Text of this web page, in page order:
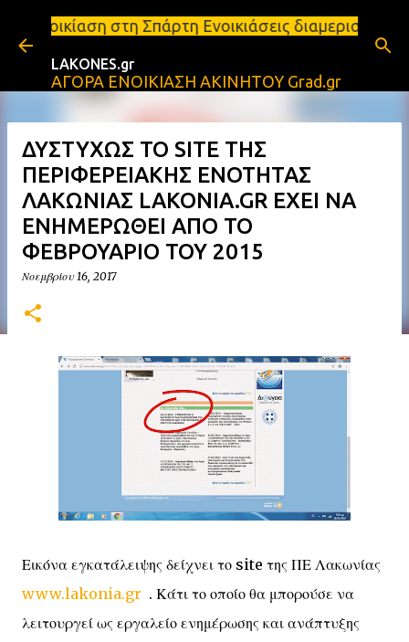
Μετάβαση στο κύριο περιεχόμενο
Σπάρτη Ενοικιάσεις διαμερισμάτων Σπάρτη
LAKONES.gr
ΑΓΟΡΑ ΕΝΟΙΚΙΑΣΗ ΑΚΙΝΗΤΟΥ Grad.gr
ΔΥΣΤΥΧΩΣ ΤΟ SITE ΤΗΣ
ΠΕΡΙΦΕΡΕΙΑΚΗΣ ΕΝΟΤΗΤΑΣ
ΛΑΚΩΝΙΑΣ LAKONIA.GR ΕΧΕΙ ΝΑ
ΕΝΗΜΕΡΩΘΕΙ ΑΠΟ ΤΟ
ΦΕΒΡΟΥΑΡΙΟ ΤΟΥ 2015
Νοεμβρίου 16, 2017
Εικόνα εγκατάλειψης δείχνει το site της ΠΕ Λακωνίας
www.lakonia.gr . Κάτι το οποίο θα μπορούσε να
λειτουργεί ως εργαλείο ενημέρωσης και ανάπτυξης